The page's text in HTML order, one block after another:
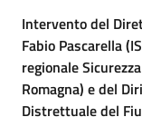
Intervento del
Fabio Pascarella
regionale
Romagna) e del
Distrettuale del